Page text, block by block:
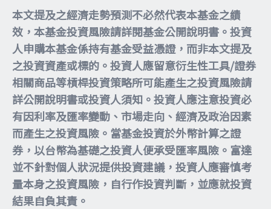
本文提及之經濟走勢預測不必然代表本基金之績
效，本基金投資風險請詳閱基金公開說明書。投資
人申購本基金係持有基金受益憑證，而非本文提及
之投資資產或標的。投資人應留意衍生性工具/證券
相關商品等槓桿投資策略所可能產生之投資風險請
詳公開說明書或投資人須知。投資人應注意投資必
有因利率及匯率變動、市場走向、經濟及政治因素
而產生之投資風險。當基金投資於外幣計算之證
券，以台幣為基礎之投資人便承受匯率風險。富達
並不針對個人狀況提供投資建議，投資人應審慎考
量本身之投資風險，自行作投資判斷，並應就投資
結果自負其責。